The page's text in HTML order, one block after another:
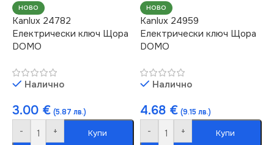
НОВО
Kanlux 24782
Електрически ключ Щора
DOMO
Налично
3.00 € (5.87 лв.)
- + Купи
НОВО
Kanlux 24959
Електрически ключ Щора
DOMO
Налично
4.68 € (9.15 лв.)
- + Купи